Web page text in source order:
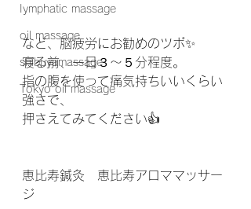
Iymphatic massage
oil massage
shibuyamassage
Tokyo oil massage
など、脳疲労にお勧めのツボ✨
寝る前、一日３〜５分程度。
指の腹を使って痛気持ちいいくらい
強さで、
押さえてみてください👍
恵比寿鍼灸　恵比寿アロママッサー
ジ